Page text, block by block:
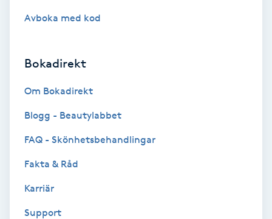
Coachning
Color correction
Cryoterapi
Damklippning
Diamantslipning
Avboka med kod
Bokadirekt
Om Bokadirekt
Blogg - Beautylabbet
FAQ - Skönhetsbehandlingar
Fakta & Råd
Karriär
Support